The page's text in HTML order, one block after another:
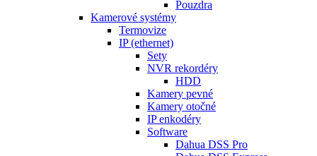
Pouzdra
Kamerové systémy
Termovize
IP (ethernet)
Sety
NVR rekordéry
HDD
Kamery pevné
Kamery otočné
IP enkodéry
Software
Dahua DSS Pro